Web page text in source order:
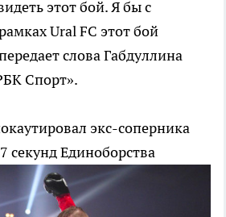
этот бой. Я бы с
Ural FC этот бой
слова Габдуллина
Спорт».
экс-соперника
секундЕдиноборства